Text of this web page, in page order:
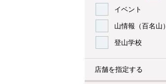
イベント
山情報（百名山）
登山学校
店舗を指定する